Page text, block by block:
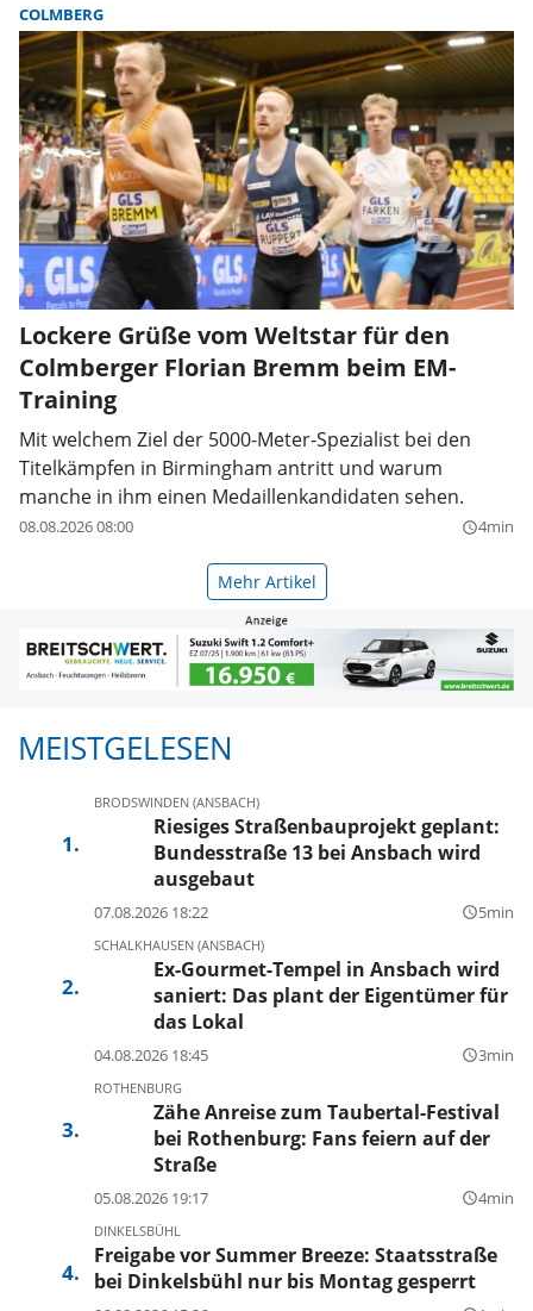
COLMBERG
Lockere Grüße vom Weltstar für den
Colmberger Florian Bremm beim EM-
Training
Mit welchem Ziel der 5000-Meter-Spezialist bei den
Titelkämpfen in Birmingham antritt und warum
manche in ihm einen Medaillenkandidaten sehen.
08.08.2026 08:00 query_builder4min
Mehr Artikel
MEISTGELESEN
BRODSWINDEN (ANSBACH)
Riesiges Straßenbauprojekt geplant:
Bundesstraße 13 bei Ansbach wird
ausgebaut
07.08.2026 18:22 query_builder5min
SCHALKHAUSEN (ANSBACH)
Ex-Gourmet-Tempel in Ansbach wird
saniert: Das plant der Eigentümer für
das Lokal
04.08.2026 18:45 query_builder3min
ROTHENBURG
Zähe Anreise zum Taubertal-Festival
bei Rothenburg: Fans feiern auf der
Straße
05.08.2026 19:17 query_builder4min
DINKELSBÜHL
Freigabe vor Summer Breeze: Staatsstraße
bei Dinkelsbühl nur bis Montag gesperrt